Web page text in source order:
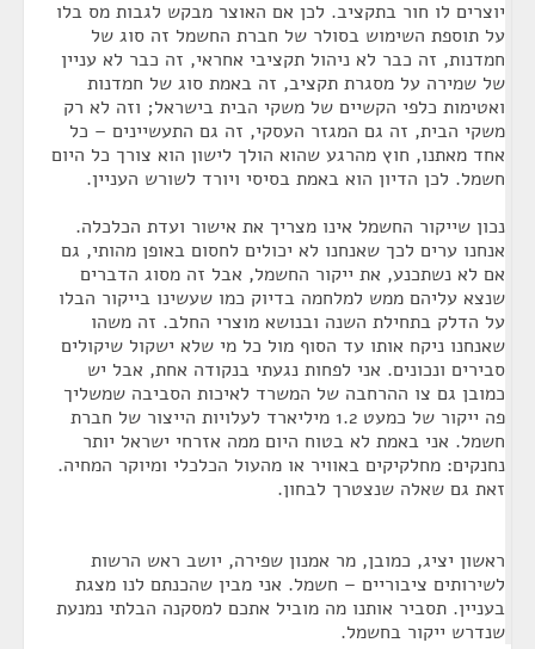
יוצרים לו חור בתקציב. לכן אם האוצר מבקש לגבות מס בלו
על תוספת השימוש בסולר של חברת החשמל זה סוג של
חמדנות, זה כבר לא ניהול תקציבי אחראי, זה כבר לא עניין
של שמירה על מסגרת תקציב, זה באמת סוג של חמדנות
ואטימות כלפי הקשיים של משקי הבית בישראל; וזה לא רק
משקי הבית, זה גם המגזר העסקי, זה גם התעשיינים – כל
אחד מאתנו, חוץ מהרגע שהוא הולך לישון הוא צורך כל היום
חשמל. לכן הדיון הוא באמת בסיסי ויורד לשורש העניין.
נכון שייקור החשמל אינו מצריך את אישור ועדת הכלכלה.
אנחנו ערים לכך שאנחנו לא יכולים לחסום באופן מהותי, גם
אם לא נשתכנע, את ייקור החשמל, אבל זה מסוג הדברים
שנצא עליהם ממש למלחמה בדיוק כמו שעשינו בייקור הבלו
על הדלק בתחילת השנה ובנושא מוצרי החלב. זה משהו
שאנחנו ניקח אותו עד הסוף מול כל מי שלא ישקול שיקולים
סבירים ונכונים. אני לפחות נגעתי בנקודה אחת, אבל יש
כמובן גם צו ההרחבה של המשרד לאיכות הסביבה שמשליך
פה ייקור של כמעט 1.2 מיליארד לעלויות הייצור של חברת
חשמל. אני באמת לא בטוח היום ממה אזרחי ישראל יותר
נחנקים: מחלקיקים באוויר או מהעול הכלכלי ומיוקר המחיה.
זאת גם שאלה שנצטרך לבחון.
ראשון יציג, כמובן, מר אמנון שפירה, יושב ראש הרשות
לשירותים ציבוריים – חשמל. אני מבין שהכנתם לנו מצגת
בעניין. תסביר אותנו מה מוביל אתכם למסקנה הבלתי נמנעת
שנדרש ייקור בחשמל.